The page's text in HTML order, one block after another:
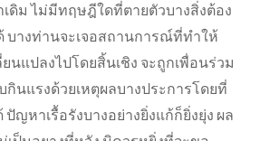
ดิม ไม่มีทฤษฎีใดที่ตายตัวบางสิ่งต้อง
บางท่านจะเจอสถานการณ์ที่ทำให้
นแปลงไปโดยสิ้นเชิง จะถูกเพื่อนร่วม
กินแรงด้วยเหตุผลบางประการโดยที่
ญหาเรื้อรังบางอย่างยิ่งแก้ก็ยิ่งยุ่ง ผล